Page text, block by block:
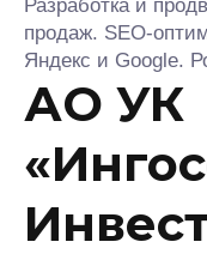
Разработка и
продаж. SEO-
Яндекс и Google.
АО УК